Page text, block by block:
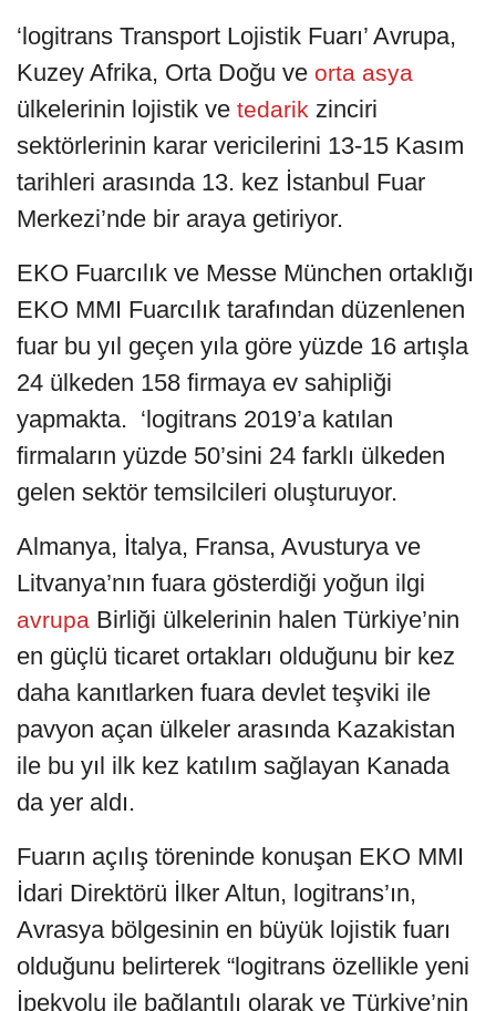
‘logitrans Transport Lojistik Fuarı’ Avrupa,
Kuzey Afrika, Orta Doğu ve orta asya
ülkelerinin lojistik ve tedarik zinciri
sektörlerinin karar vericilerini 13-15 Kasım
tarihleri arasında 13. kez İstanbul Fuar
Merkezi’nde bir araya getiriyor.
EKO Fuarcılık ve Messe München ortaklığı
EKO MMI Fuarcılık tarafından düzenlenen
fuar bu yıl geçen yıla göre yüzde 16 artışla
24 ülkeden 158 firmaya ev sahipliği
yapmakta. ‘logitrans 2019’a katılan
firmaların yüzde 50’sini 24 farklı ülkeden
gelen sektör temsilcileri oluşturuyor.
Almanya, İtalya, Fransa, Avusturya ve
Litvanya’nın fuara gösterdiği yoğun ilgi
avrupa Birliği ülkelerinin halen Türkiye’nin
en güçlü ticaret ortakları olduğunu bir kez
daha kanıtlarken fuara devlet teşviki ile
pavyon açan ülkeler arasında Kazakistan
ile bu yıl ilk kez katılım sağlayan Kanada
da yer aldı.
Fuarın açılış töreninde konuşan EKO MMI
İdari Direktörü İlker Altun, logitrans’ın,
Avrasya bölgesinin en büyük lojistik fuarı
olduğunu belirterek “logitrans özellikle yeni
İpekyolu ile bağlantılı olarak ve Türkiye’nin